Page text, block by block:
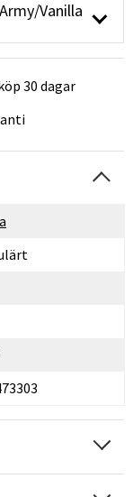
Vanilla
30 dagar